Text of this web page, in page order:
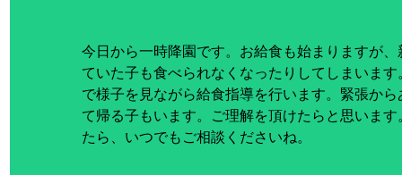
今日から一時降園です。お給食も始まりますが
ていた子も食べられなくなったりしてしまいま
で様子を見ながら給食指導を行います。緊張か
て帰る子もいます。ご理解を頂けたらと思いま
たら、いつでもご相談くださいね。